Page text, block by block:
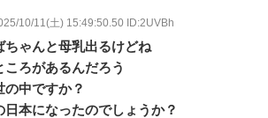
10/11(土) 15:49:50.50 ID:2UVBh
ちゃんと母乳出るけどね
ろがあるんだろう
中ですか？
本になったのでしょうか？